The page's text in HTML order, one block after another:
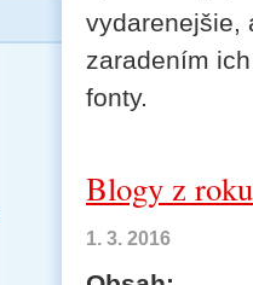
vydarenejšie,
zaradením
fonty.
Blogy z
1. 3. 2016